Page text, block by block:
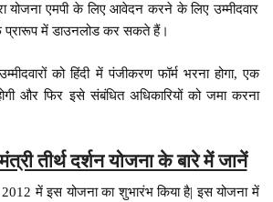
योजना एमपी के लिए आवेदन करने के लिए उम्मीदवार
प्रारूप में डाउनलोड कर सकते हैं।
को हिंदी में पंजीकरण फॉर्म भरना होगा, एक
होगी और फिर इसे संबंधित अधिकारियों को जमा करना
तीर्थ दर्शन योजना के बारे में जानें
में इस योजना का शुभारंभ किया है| इस योजना में